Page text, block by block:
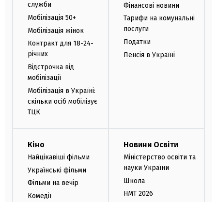
служби
Мобілізація 50+
Мобілізація жінок
Контракт для 18-24-
річних
Відстрочка від
мобілізації
Мобілізація в Україні:
скільки осіб мобілізує
ТЦК
Фінансові новини
Тарифи на комунальні
послуги
Податки
Пенсія в Україні
Кіно
Найцікавіші фільми
Українські фільми
Фільми на вечір
Комедії
Новини Освіти
Міністерство освіти та
науки України
Школа
НМТ 2026